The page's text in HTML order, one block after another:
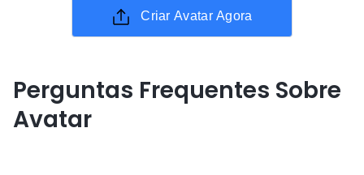
Criar Avatar Agora
Perguntas Frequentes Sobre
Avatar